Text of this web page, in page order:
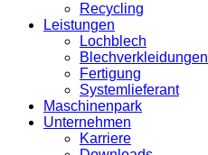
Recycling
Leistungen
Lochblech
Blechverkleidungen
Fertigung
Systemlieferant
Maschinenpark
Unternehmen
Karriere